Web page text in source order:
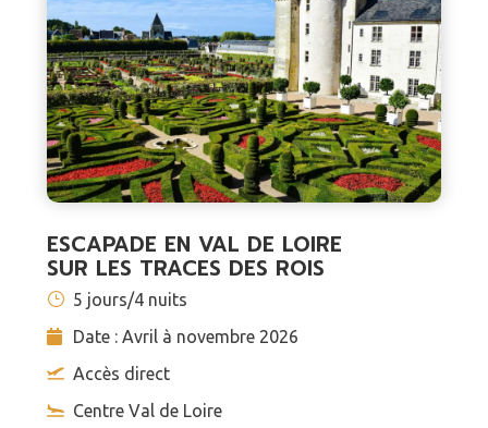
ESCAPADE EN VAL DE LOIRE
SUR LES TRACES DES ROIS
5 jours/4 nuits
Date : Avril à novembre 2026
Accès direct
Centre Val de Loire